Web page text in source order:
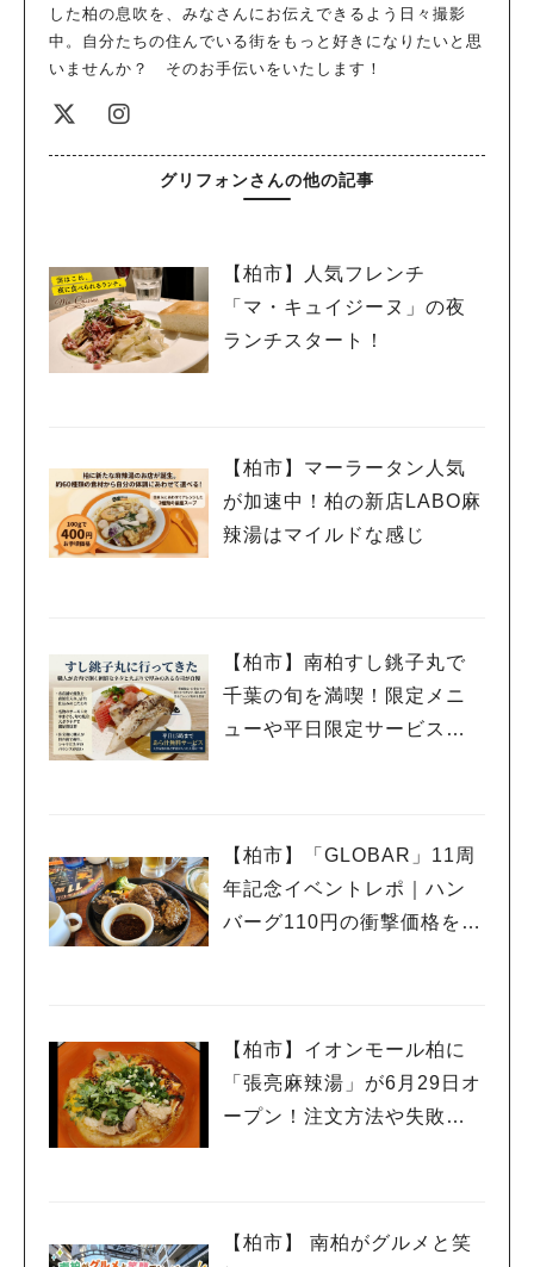
した柏の息吹を、みなさんにお伝えできるよう日々撮影
中。自分たちの住んでいる街をもっと好きになりたいと思
いませんか？ そのお手伝いをいたします！
グリフォンさんの他の記事
【柏市】人気フレンチ
「マ・キュイジーヌ」の夜
ランチスタート！
【柏市】マーラータン人気
が加速中！柏の新店LABO麻
辣湯はマイルドな感じ
【柏市】南柏すし銚子丸で
千葉の旬を満喫！限定メニ
ューや平日限定サービスを
【柏市】「GLOBAR」11周
年記念イベントレポ｜ハン
バーグ110円の衝撃価格を体
【柏市】イオンモール柏に
「張亮麻辣湯」が6月29日オ
ープン！注文方法や失敗し
【柏市】 南柏がグルメと笑